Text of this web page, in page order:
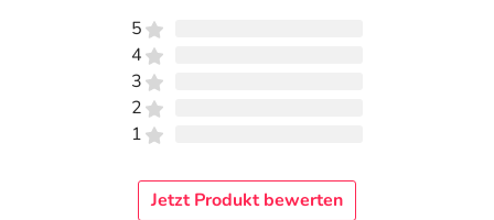
5
4
3
2
1
Jetzt Produkt bewerten